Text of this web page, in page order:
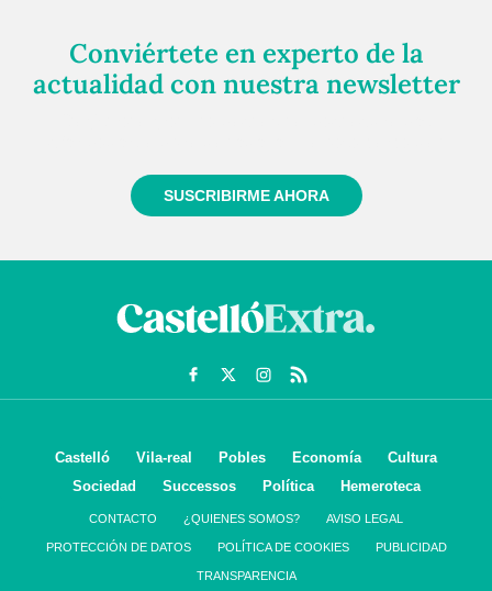
Conviértete en experto de la
actualidad con nuestra newsletter
SUSCRIBIRME AHORA
Castelló Vila-real Pobles Economía
Cultura
Sociedad
Successos Política Hemeroteca
CONTACTO ¿QUIENES SOMOS? AVISO LEGAL
PROTECCIÓN DE DATOS POLÍTICA DE COOKIES PUBLICIDAD
TRANSPARENCIA